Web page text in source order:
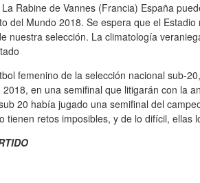
Rabine de Vannes (Francia) España
del Mundo 2018. Se espera que el
nuestra selección. La climatología
femenino de la selección nacional sub-
en una semifinal que litigarán con la
20 había jugado una semifinal del
tienen retos imposibles, y de lo difícil, ellas